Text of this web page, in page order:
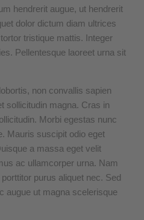
hendrerit augue, ut hendrerit
dolor dictum diam ultrices
tristique mattis. Integer
Pellentesque laoreet urna sit
non convallis sapien
sollicitudin magna. Cras in
Morbi egestas nunc
Mauris suscipit odio eget
a massa eget velit
ac ullamcorper urna. Nam
purus aliquet nec. Sed
augue ut magna scelerisque